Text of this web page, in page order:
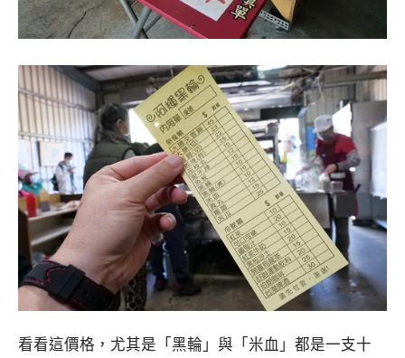
看看這價格，尤其是「黑輪」與「米血」都是一支十